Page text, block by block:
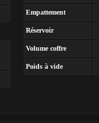
Empattement
Réservoir
Volume coffre
Poids à vide